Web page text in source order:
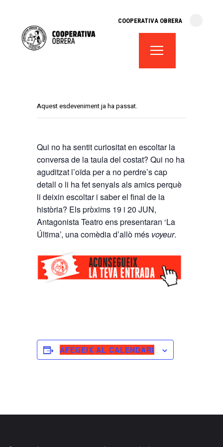
COOPERATIVA OBRERA
fes-te soci
lloguer d’espais
Aquest esdeveniment ja ha passat.
Qui no ha sentit curiositat en escoltar la
conversa de la taula del costat? Qui no ha
aguditzat l’oïda per a no perdre’s cap
detall o li ha fet senyals als amics perquè
li deixin escoltar i saber el final de la
història? Els pròxims 19 i 20 JUN,
Antagonista Teatro ens presentaran ‘La
Última’, una comèdia d’allò més voyeur.
AFEGEIX AL CALENDARI